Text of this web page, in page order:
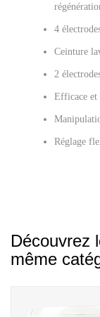
4
Ceinture
2
Efficace et
Réglage
Découvrez
même